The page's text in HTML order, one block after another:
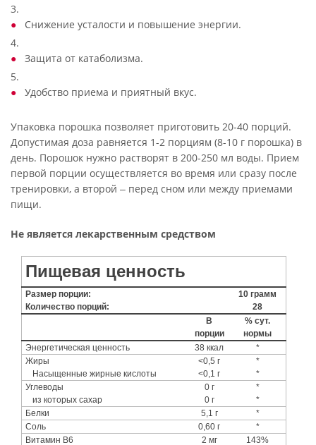
3.
Снижение усталости и повышение энергии.
4.
Защита от катаболизма.
5.
Удобство приема и приятный вкус.
Упаковка порошка позволяет приготовить 20-40 порций.
Допустимая доза равняется 1-2 порциям (8-10 г порошка) в
день. Порошок нужно растворят в 200-250 мл воды. Прием
первой порции осуществляется во время или сразу после
тренировки, а второй ‒ перед сном или между приемами
пищи.
Не является лекарственным средством
Пищевая ценность
Размер порции:
10 грамм
Количество порций:
28
В
порции
% сут.
нормы
Энергетическая ценность
38 ккал
*
Жиры
<0,5 г
*
Насыщенные жирные кислоты
<0,1 г
*
Углеводы
0 г
*
из которых сахар
0 г
*
Белки
5,1 г
*
Соль
0,60 г
*
Витамин B6
2 мг 143%